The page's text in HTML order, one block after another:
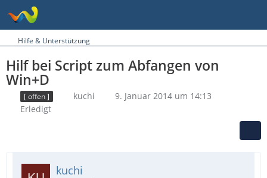
Hilfe & Unterstützung
Hilf bei Script zum Abfangen von
Win+D
[ offen ] kuchi
9. Januar 2014 um 14:13
Erledigt
kuchi